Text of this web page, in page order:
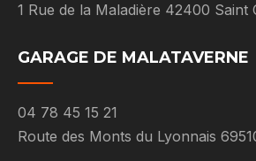
1 Rue de la Maladière 42400 Saint
GARAGE DE MALATAVERNE
04 78 45 15 21
Route des Monts du Lyonnais